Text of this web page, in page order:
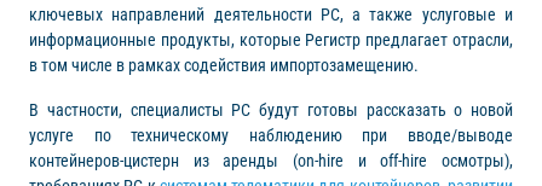
ключевых направлений деятельности РС, а также услуговые и
информационные продукты, которые Регистр предлагает отрасли,
в том числе в рамках содействия импортозамещению.
В частности, специалисты РС будут готовы рассказать о новой
услуге по техническому наблюдению при вводе/выводе
контейнеров-цистерн из аренды (on-hire и off-hire осмотры),